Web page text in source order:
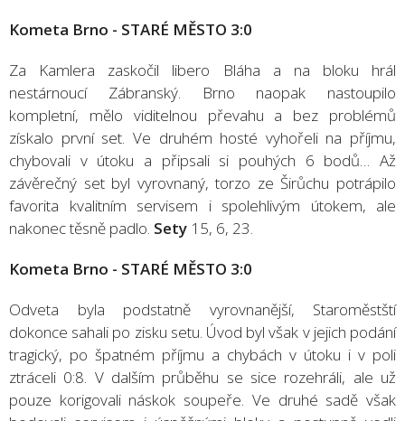
Kometa Brno - STARÉ MĚSTO 3:0
Za Kamlera zaskočil libero Bláha a na bloku hrál
nestárnoucí Zábranský. Brno naopak nastoupilo
kompletní, mělo viditelnou převahu a bez problémů
získalo první set. Ve druhém hosté vyhořeli na příjmu,
chybovali v útoku a připsali si pouhých 6 bodů… Až
závěrečný set byl vyrovnaný, torzo ze Širůchu potrápilo
favorita kvalitním servisem i spolehlivým útokem, ale
nakonec těsně padlo. Sety 15, 6, 23.
Kometa Brno - STARÉ MĚSTO 3:0
Odveta byla podstatně vyrovnanější, Staroměstští
dokonce sahali po zisku setu. Úvod byl však v jejich podání
tragický, po špatném příjmu a chybách v útoku i v poli
ztráceli 0:8. V dalším průběhu se sice rozehráli, ale už
pouze korigovali náskok soupeře. Ve druhé sadě však